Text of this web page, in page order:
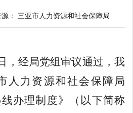
： 三亚市人力资源和社会保障局
，经局党组审议通过，我
人力资源和社会保障局
办理制度》（以下简称